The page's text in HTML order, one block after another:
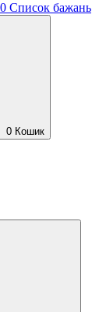
0 Список бажань
0 Кошик